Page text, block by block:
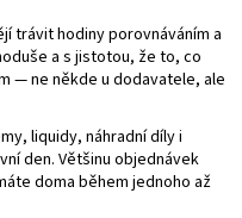
trávit hodiny porovnáváním a
a s jistotou, že to, co
— ne někde u dodavatele, ale
liquidy, náhradní díly i
den. Většinu objednávek
doma během jednoho až